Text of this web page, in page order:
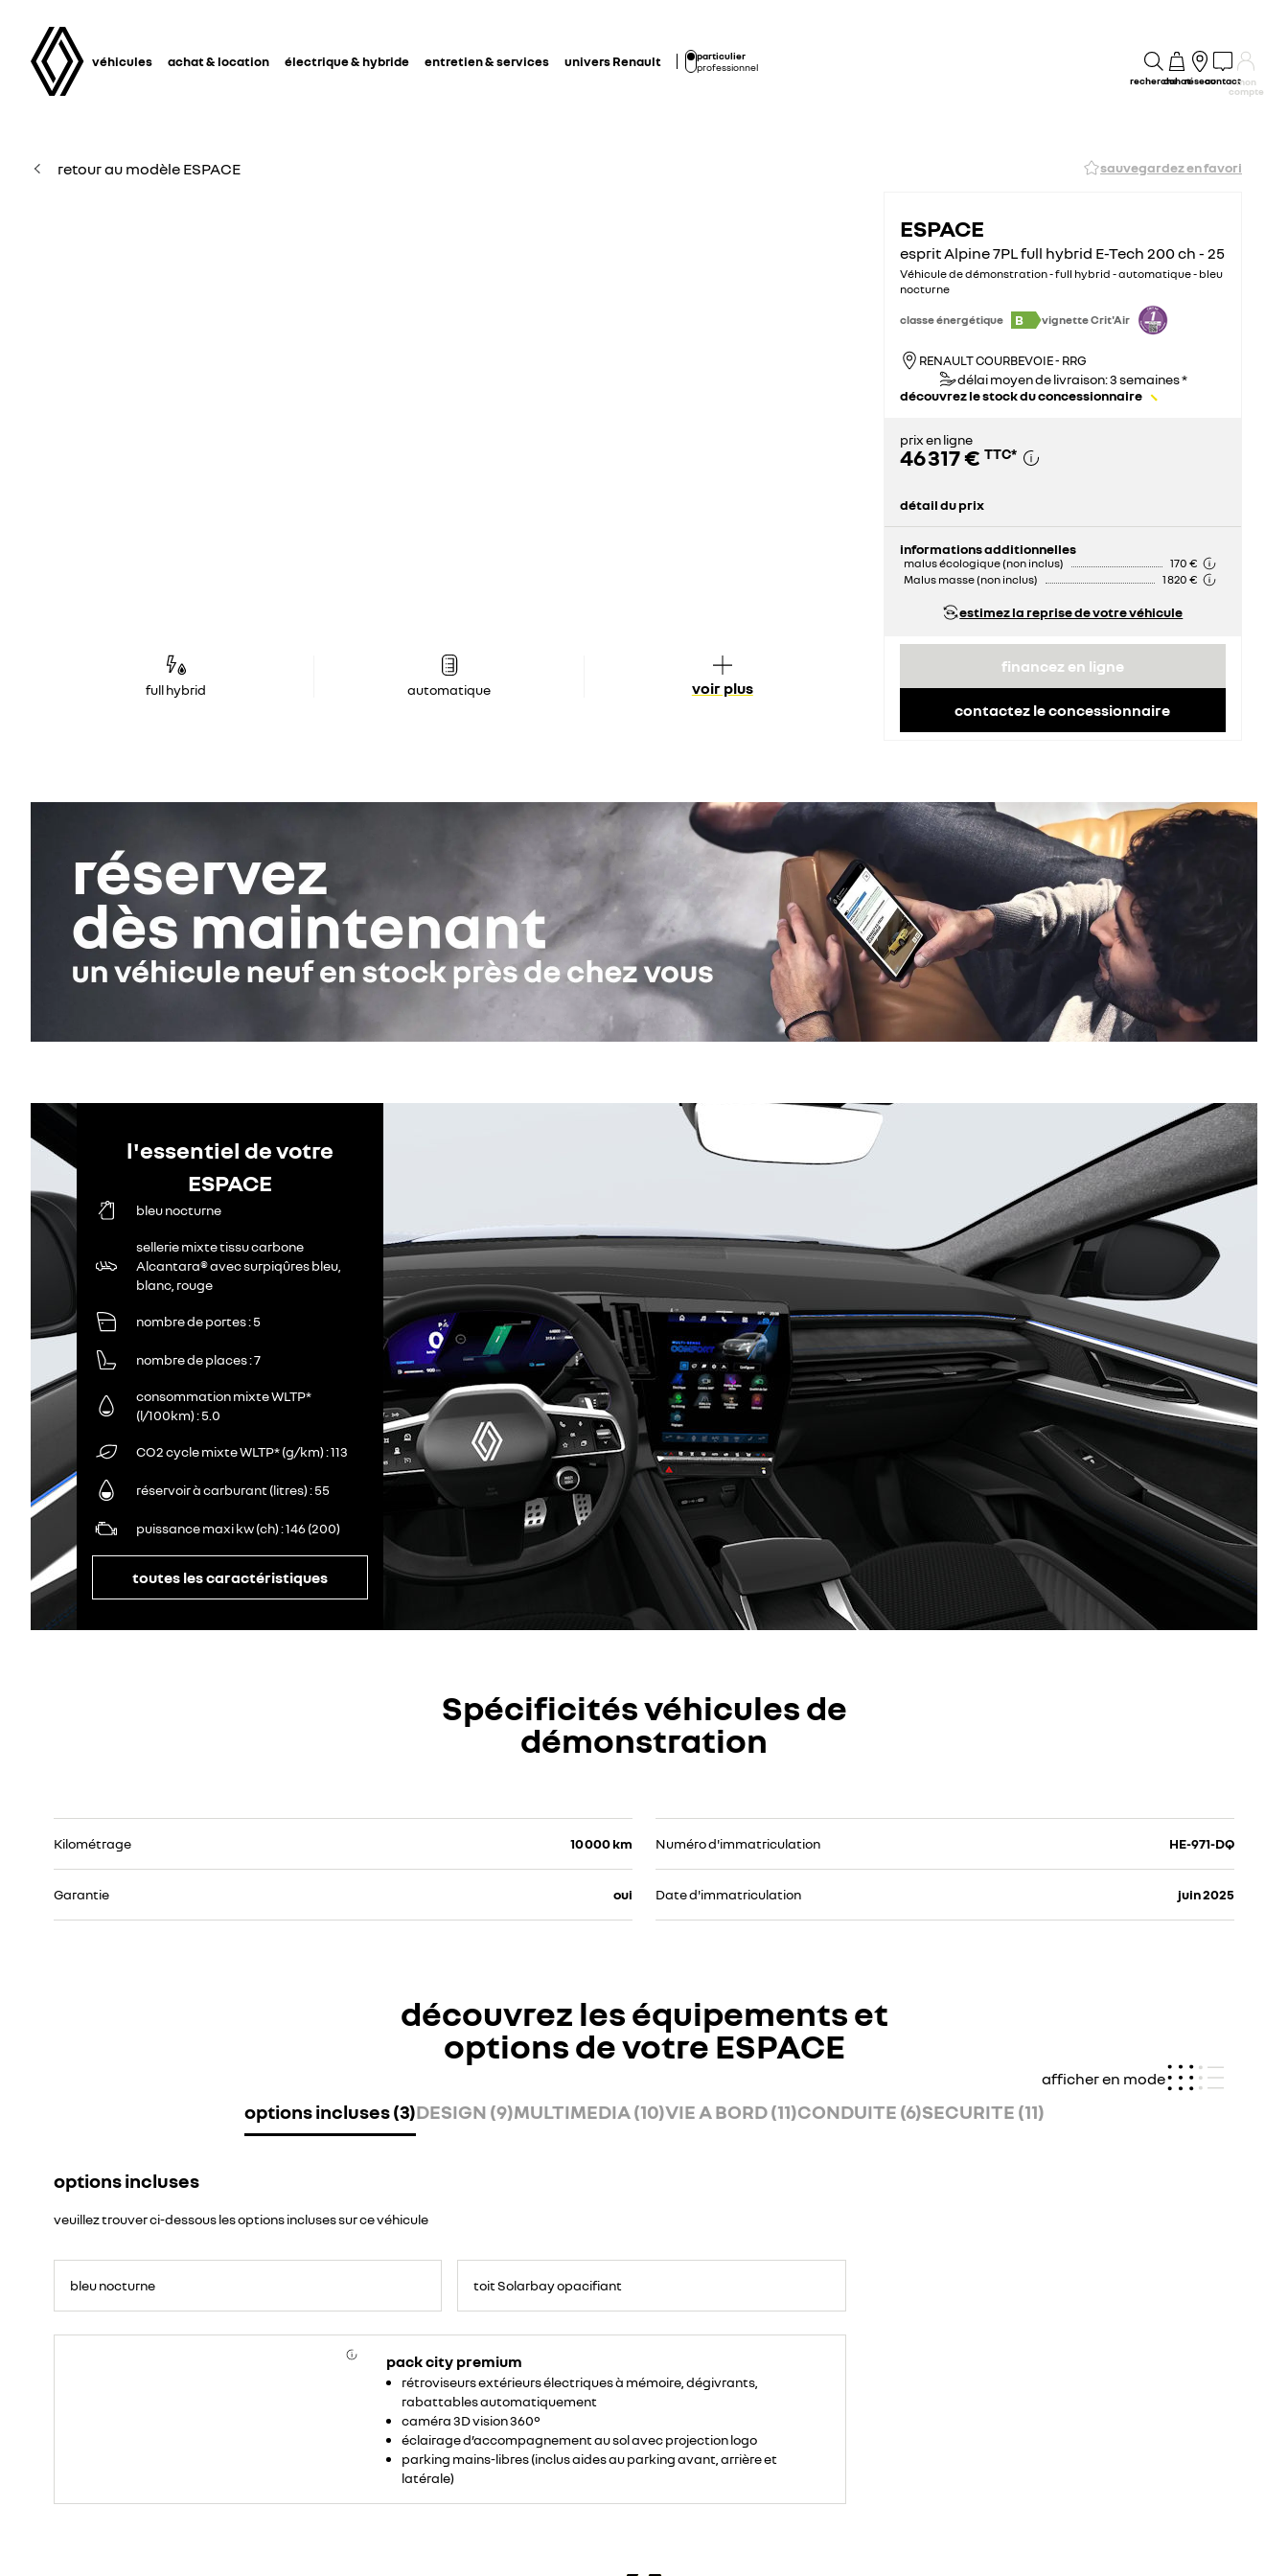
véhicules achat & location électrique & hybride entretien & services univers Renault
particulier
professionnel
rechercheachatréseaucontactmon
compte
retour au modèle ESPACE sauvegardez en favori
full hybrid automatique voir plus
ESPACE
esprit Alpine 7PL full hybrid E-Tech 200 ch - 25
Véhicule de démonstration - full hybrid - automatique - bleu
nocturne
classe énergétique B vignette Crit'Air
RENAULT COURBEVOIE - RRG
délai moyen de livraison: 3 semaines *
découvrez le stock du concessionnaire
prix en ligne
46 317 € TTC*
détail du prix
informations additionnelles
malus écologique (non inclus)
170 €
Malus masse (non inclus)
1 820 €
estimez la reprise de votre véhicule
financez en ligne
contactez le concessionnaire
l'essentiel de votre
ESPACE
bleu nocturne
sellerie mixte tissu carbone
Alcantara® avec surpiqûres bleu,
blanc, rouge
nombre de portes 5
nombre de places 7
consommation mixte WLTP*
(l/100km) 5.0
CO2 cycle mixte WLTP* (g/km) 113
réservoir à carburant (litres) 55
puissance maxi kw (ch) 146 (200)
toutes les caractéristiques
Spécificités véhicules de
démonstration
Kilométrage 10 000 km Numéro d'immatriculation HE-971-DQ
Garantie oui Date d'immatriculation juin 2025
découvrez les équipements et
options de votre ESPACE
afficher en mode
options incluses (3)DESIGN (9)MULTIMEDIA (10)VIE A BORD (11)CONDUITE (6)SECURITE (11)
options incluses
veuillez trouver ci-dessous les options incluses sur ce véhicule
bleu nocturne
copy-
source="MessageBody"
style="font-
Aptos,
serif,
serif,
EmojiFont;
font-
size:
toit Solarbay opacifiant
pack city premium
rétroviseurs extérieurs électriques à mémoire, dégivrants,
rabattables automatiquement
caméra 3D vision 360°
éclairage d’accompagnement au sol avec projection logo
parking mains-libres (inclus aides au parking avant, arrière et
latérale)